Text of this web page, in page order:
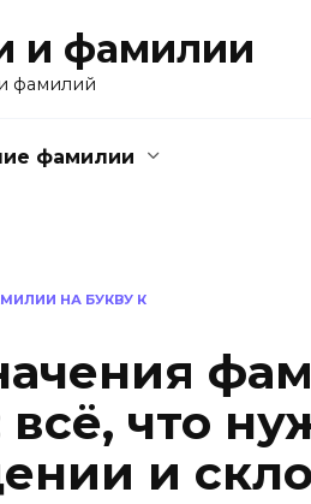
и фамилии
фамилий
фамилии
НА БУКВУ К
что
и